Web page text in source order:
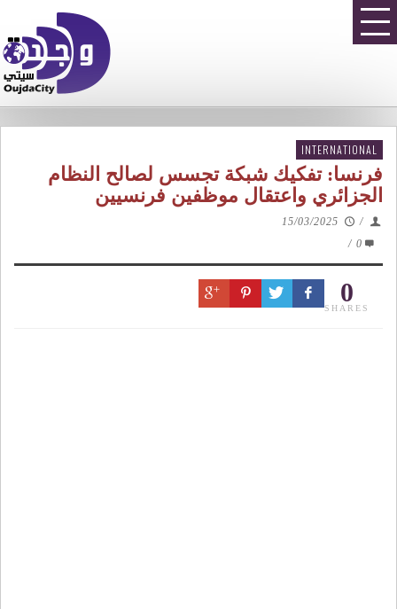
INTERNATIONAL
فرنسا: تفكيك شبكة تجسس لصالح النظام
الجزائري واعتقال موظفين فرنسيين
/
15/03/2025
0
/
0
SHARES